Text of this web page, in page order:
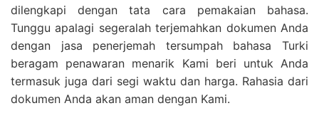
dilengkapi dengan tata cara pemakaian bahasa.
Tunggu apalagi segeralah terjemahkan dokumen Anda
dengan jasa penerjemah tersumpah bahasa Turki
beragam penawaran menarik Kami beri untuk Anda
termasuk juga dari segi waktu dan harga. Rahasia dari
dokumen Anda akan aman dengan Kami.